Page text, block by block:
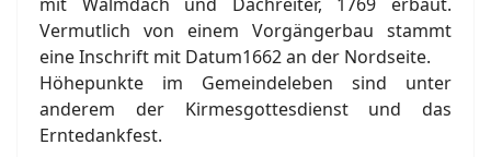
mit Walmdach und Dachreiter, 1769 erbaut.
Vermutlich von einem Vorgängerbau stammt
eine Inschrift mit Datum1662 an der Nordseite.
Höhepunkte im Gemeindeleben sind unter
anderem der Kirmesgottesdienst und das
Erntedankfest.